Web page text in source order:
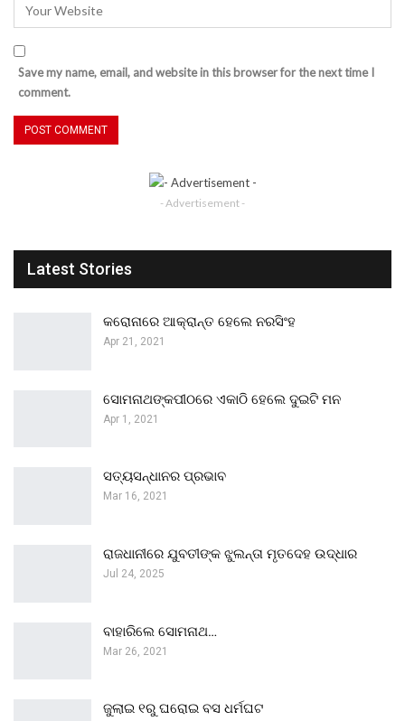
Save my name, email, and website in this browser for the next time I
comment.
- Advertisement -
Latest Stories
କରୋନାରେ ଆକ୍ରାନ୍ତ ହେଲେ ନରସିଂହ
Apr 21, 2021
ସୋମନାଥଙ୍କପୀଠରେ ଏକାଠି ହେଲେ ଦୁଇଟି ମନ
Apr 1, 2021
ସତ୍ୟସନ୍ଧାନର ପ୍ରଭାବ
Mar 16, 2021
ରାଜଧାନୀରେ ଯୁବତୀଙ୍କ ଝୁଲନ୍ତା ମୃତଦେହ ଉଦ୍ଧାର
Jul 24, 2025
ବାହାରିଲେ ସୋମନାଥ…
Mar 26, 2021
ଜୁଲାଇ ୧ରୁ ଘରୋଇ ବସ ଧର୍ମଘଟ